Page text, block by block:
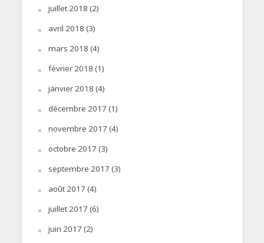
juillet 2018 (2)
avril 2018 (3)
mars 2018 (4)
février 2018 (1)
janvier 2018 (4)
décembre 2017 (1)
novembre 2017 (4)
octobre 2017 (3)
septembre 2017 (3)
août 2017 (4)
juillet 2017 (6)
juin 2017 (2)